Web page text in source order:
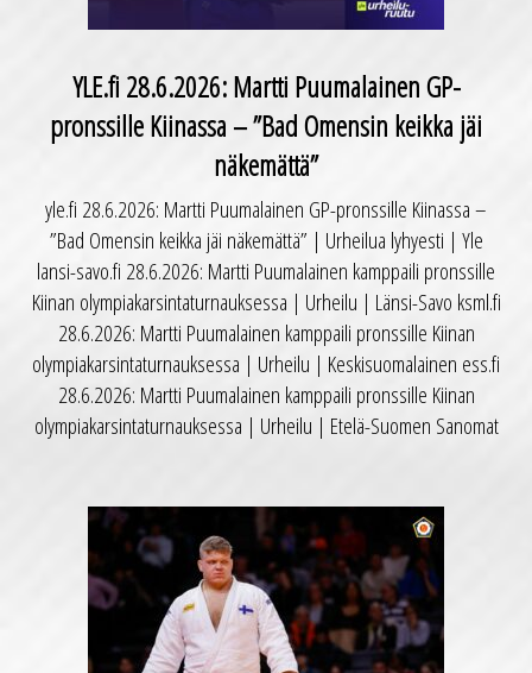
YLE.fi 28.6.2026: Martti Puumalainen GP-
pronssille Kiinassa – ”Bad Omensin keikka jäi
näkemättä”
yle.fi 28.6.2026: Martti Puumalainen GP-pronssille Kiinassa –
”Bad Omensin keikka jäi näkemättä” | Urheilua lyhyesti | Yle
lansi-savo.fi 28.6.2026: Martti Puumalainen kamppaili pronssille
Kiinan olympiakarsintaturnauksessa | Urheilu | Länsi-Savo ksml.fi
28.6.2026: Martti Puumalainen kamppaili pronssille Kiinan
olympiakarsintaturnauksessa | Urheilu | Keskisuomalainen ess.fi
28.6.2026: Martti Puumalainen kamppaili pronssille Kiinan
olympiakarsintaturnauksessa | Urheilu | Etelä-Suomen Sanomat